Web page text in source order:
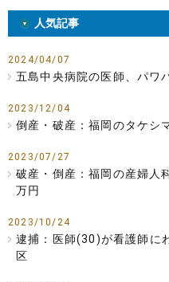
人気記事
2024/04/07
五島中央病院の医師、パワ
2023/12/04
倒産・破産：福岡のタケシ
2023/07/27
破産・倒産：福岡の産婦人
万円
2023/10/24
逮捕：医師(30)が看護師に
区